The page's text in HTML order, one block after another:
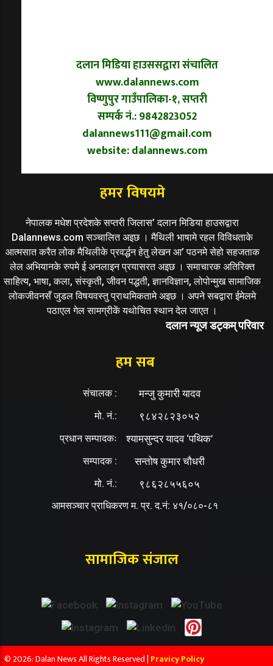
दलान मिडिया हाउससद्वारा संचालित
www.dalannews.com
विष्णुपुर गाउँपालिका-१, सप्तरी
सम्पर्क नं.: 9842823052
dalannews111@gmail.com
website: dalannews.com
हमर विषयमे
नेपालक मधेश प्रदेशके सप्तरी जिलास’ दलान मिडिया हाउसद्वारा
Dalannews.com सञ्चालित अइछ । मैथिली भाषामे रहल विविधताके
आत्मसात करैत लोक मैथिलीके प्रवर्द्धन हेतु लेखन आ’ पठनमे सेहो सहजताक
लेल अभियानके रुपमे ई अनलाइन प्रयासरत अइछ । समाचारक अतिरिक्त
साहित्य, भाषा, कला, संस्कृती, जीवन पद्धती, ज्ञानविज्ञान, लोपोन्मुख सामाजिक
लोकजीवनसँ जुडल विषयवस्तु प्राथमिकतामे अइछ । अपने सबद्वारा ईमेलमे
पठाएल गेल सामग्रीकें यथोचित स्थान देल जाएत ।
दलान न्यूज डट्कम् परिवार
हम सब
संचालक : मन्जु कुमारी यादव
मो. नं.: ९८४२८२३०५२
प्रधान सम्पादकः श्यामसुन्दर यादव ‘पथिक’
सम्पादक : सन्तोष कुमार चौधरी
मो. नं.: ९८६२८५५६०५
आमसञ्चार प्राधिकरण म. प्र. द.नं: ४१/०८०-८१
सामाजिक संजाल
© 2026: Dalan News All Rights Reserved | Pravicy Policy